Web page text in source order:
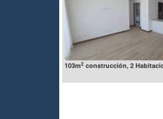
103m2construcción, 2